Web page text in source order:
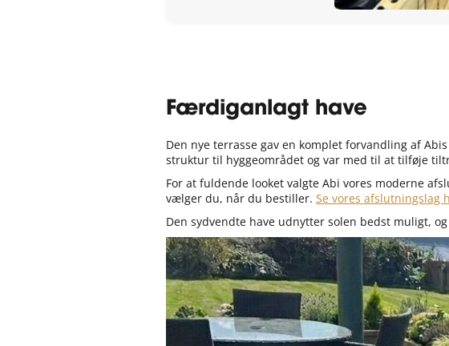
Færdiganlagt have
Den nye terrasse gav en komplet forvandling af
struktur til hyggeområdet og var med til at tilføje
For at fuldende looket valgte Abi vores moderne
vælger du, når du bestiller. Se vores afslutningslag
Den sydvendte have udnytter solen bedst muligt,